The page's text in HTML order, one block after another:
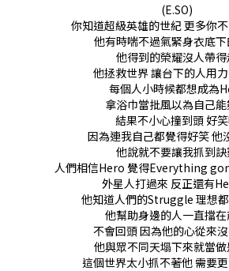
(E.SO)
你知道超級英雄的世紀 更多你
他有時喘不過氣緊身衣底
他得到的榮耀沒人帶得
他拯救世界 讓台下的人用
每個人小時候都想成為
拿浴巾當批風以為自己
結果不小心撞到頭 好
因為連我自己都覺得好笑 他
他說就不要讓我抓到
人們相信Hero 覺得Everything
外星人打過來 反正還有
他知道人們的Struggle 理想
他幫助身邊的人一直擋
不會回頭 因為他的心從來
他與眾不同天塌下來就當
這個世界太小抓不著他 需要